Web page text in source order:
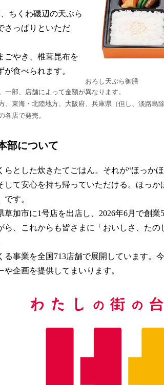
ちくわ磯辺の天ぷら
さっぱりといただ
ごやき、椎茸昆布を
食べられます。
おろし天ぷら御膳
部、店舗によって金額が異なります。
東海・北陸地方、大阪府、兵庫県（但し、淡路島
各店で発売。
部について
とした炊きたてごはん。それが“ほっか
て安心を持ち帰っていただける。ほっか
す。
加市に1号店を出店し、2026年6月で創業
ら、これからも皆さまに「おいしさ、たの
事業を全国713店舗で展開しています。
企画を提供してまいります。